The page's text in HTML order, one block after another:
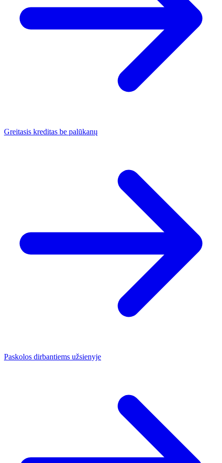
Greitasis kreditas be palūkanų
Paskolos dirbantiems užsienyje